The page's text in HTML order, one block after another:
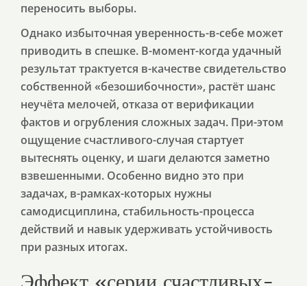
переносить выборы.
Однако избыточная уверенность-в-себе может
приводить в спешке. В-момент-когда удачный
результат трактуется в-качестве свидетельство
собственной «безошибочности», растёт шанс
неучёта мелочей, отказа от верификации
фактов и огрубления сложных задач. При-этом
ощущение счастливого-случая стартует
вытеснять оценку, и шаги делаются заметно
взвешенными. Особенно видно это при
задачах, в-рамках-которых нужны
самодисциплина, стабильность-процесса
действий и навык удерживать устойчивость
при разных итогах.